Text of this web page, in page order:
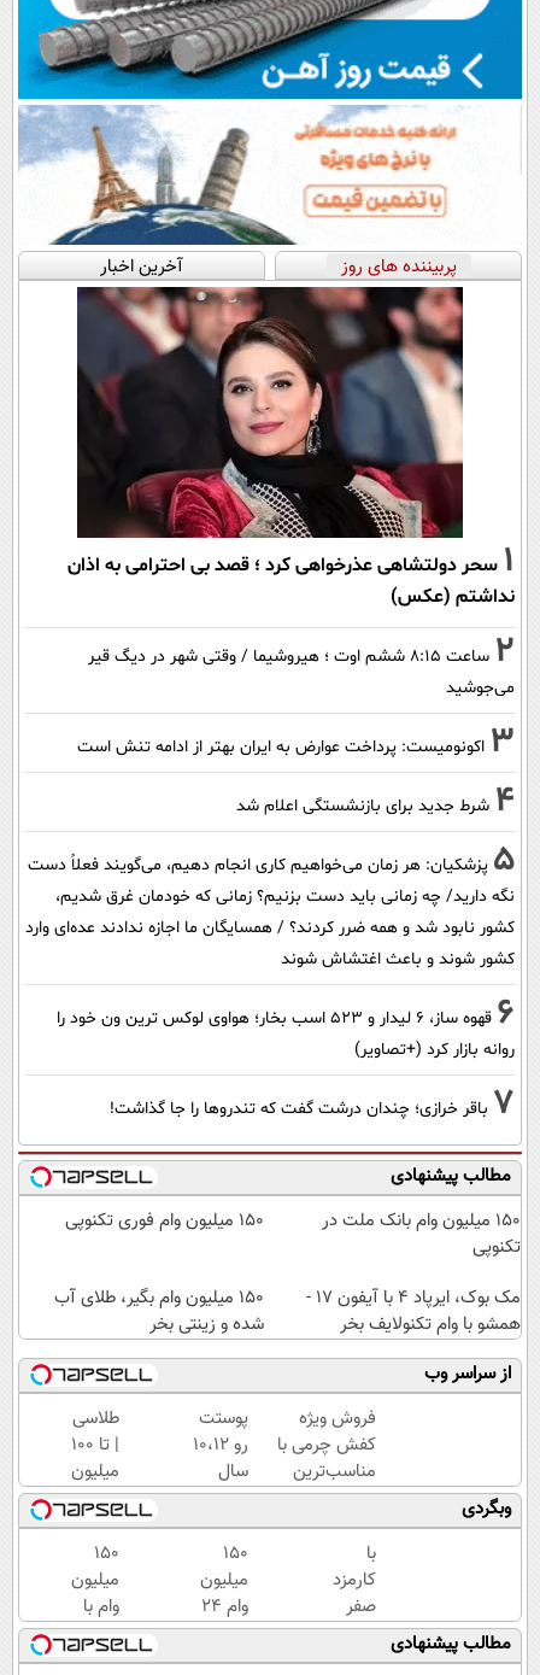
پربیننده های روز آخرین اخبار
1 سحر دولتشاهی عذرخواهی کرد ؛ قصد بی احترامی به اذان
نداشتم (عکس)
2
ساعت ۸:۱۵ ششم اوت ؛ هیروشیما / وقتی شهر در دیگ قیر
می‌جوشید
3 اکونومیست: پرداخت عوارض به ایران بهتر از ادامه تنش است
4 شرط جدید برای بازنشستگی اعلام شد
5 پزشکیان: هر زمان می‌خواهیم کاری انجام دهیم، می‌گویند فعلاً دست
نگه دارید/ چه زمانی باید دست بزنیم؟ زمانی که خودمان غرق شدیم،
کشور نابود شد و همه ضرر کردند؟ / همسایگان ما اجازه ندادند عده‌ای وارد
کشور شوند و باعث اغتشاش شوند
6
قهوه ساز، 6 لیدار و 523 اسب بخار؛ هواوی لوکس ترین ون خود را
روانه بازار کرد (+تصاویر)
7 باقر خرازی؛ چندان درشت گفت که تندروها را جا گذاشت!
مطالب پیشنهادی
150 میلیون وام بانک ملت در
تکنوپی
150 میلیون وام فوری تکنوپی
مک بوک، ایرپاد 4 با آیفون 17 -
همشو با وام تکنولایف بخر
150 میلیون وام بگیر، طلای آب
شده و زینتی بخر
از سراسر وب
فروش ویژه
کفش چرمی با
مناسب‌ترین
قیمت+پرداخت
اقساطی
پوستت
رو 10،12
سال
جوان
کن
(تخفیف
تا
امشب)
طلاسی
| تا 100
میلیون
وام
آنی
خرید
طلا💰
ثبت
نام
کن!
وبگردی
با
کارمزد
صفر
تومان
وام
150
میلیون
وام 24
ماهه
ملت |
150
میلیون
وام با
واریز
فوری -
مطالب پیشنهادی